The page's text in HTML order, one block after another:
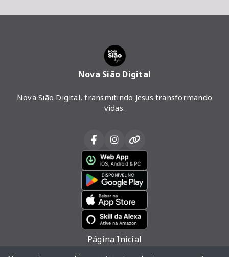
Nova Sião Digital
Nova Sião Digital, transmitindo Jesus transformando
vidas.
Página Inicial